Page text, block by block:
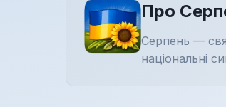
Про
Серпень —
національні